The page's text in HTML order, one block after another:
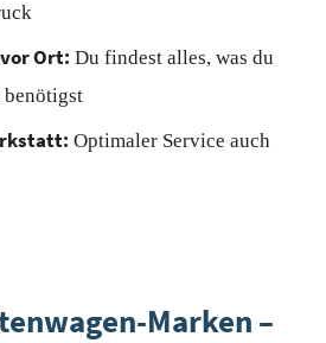
Ort: Du findest alles, was du
benötigst
Optimaler Service auch
Marken –